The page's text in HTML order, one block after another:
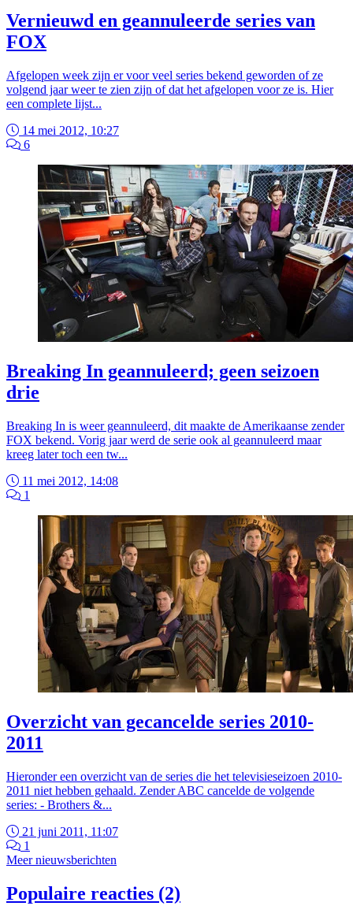
Vernieuwd en geannuleerde series van
FOX
Afgelopen week zijn er voor veel series bekend geworden of ze
volgend jaar weer te zien zijn of dat het afgelopen voor ze is. Hier
een complete lijst...
14 mei 2012, 10:27
6
Breaking In geannuleerd; geen seizoen
drie
Breaking In is weer geannuleerd, dit maakte de Amerikaanse zender
FOX bekend. Vorig jaar werd de serie ook al geannuleerd maar
kreeg later toch een tw...
11 mei 2012, 14:08
1
Overzicht van gecancelde series 2010-
2011
Hieronder een overzicht van de series die het televisieseizoen 2010-
2011 niet hebben gehaald. Zender ABC cancelde de volgende
series: - Brothers &...
21 juni 2011, 11:07
1
Meer nieuwsberichten
Populaire reacties (2)